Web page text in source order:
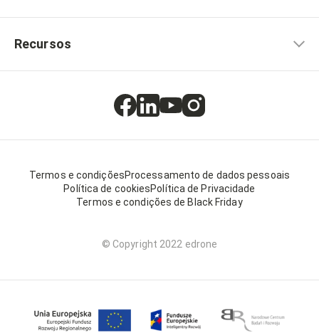
Recursos
Termos e condiçõesProcessamento de dados pessoais
Política de cookiesPolítica de Privacidade
Termos e condições de Black Friday
© Copyright 2022 edrone